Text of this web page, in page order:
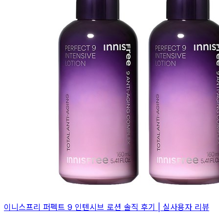
이니스프리 퍼펙트 9 인텐시브 로션 솔직 후기 | 실사용자 리뷰